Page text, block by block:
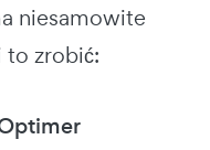
niesamowite
to zrobić: